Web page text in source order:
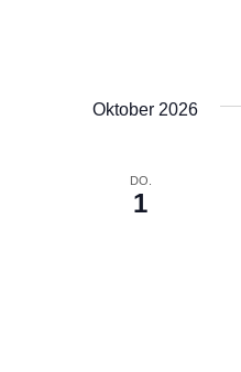
Oktober 2026
DO.
1